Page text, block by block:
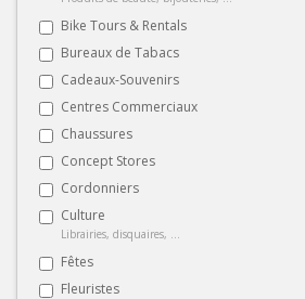
Bike Tours & Rentals
Bureaux de Tabacs
Cadeaux-Souvenirs
Centres Commerciaux
Chaussures
Concept Stores
Cordonniers
Culture
Librairies, disquaires, ...
Fêtes
Fleuristes